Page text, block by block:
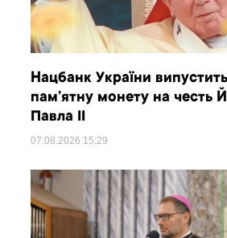
Нацбанк України випустить
пам’ятну монету на честь
Павла II
07.08.2026 15:29